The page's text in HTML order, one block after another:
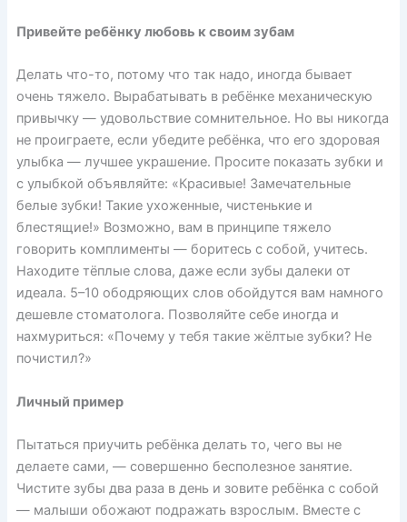
Привейте ребёнку любовь к своим зубам
Делать что-то, потому что так надо, иногда бывает
очень тяжело. Вырабатывать в ребёнке механическую
привычку — удовольствие сомнительное. Но вы никогда
не проиграете, если убедите ребёнка, что его здоровая
улыбка — лучшее украшение. Просите показать зубки и
с улыбкой объявляйте: «Красивые! Замечательные
белые зубки! Такие ухоженные, чистенькие и
блестящие!» Возможно, вам в принципе тяжело
говорить комплименты — боритесь с собой, учитесь.
Находите тёплые слова, даже если зубы далеки от
идеала. 5–10 ободряющих слов обойдутся вам намного
дешевле стоматолога. Позволяйте себе иногда и
нахмуриться: «Почему у тебя такие жёлтые зубки? Не
почистил?»
Личный пример
Пытаться приучить ребёнка делать то, чего вы не
делаете сами, — совершенно бесполезное занятие.
Чистите зубы два раза в день и зовите ребёнка с собой
— малыши обожают подражать взрослым. Вместе с